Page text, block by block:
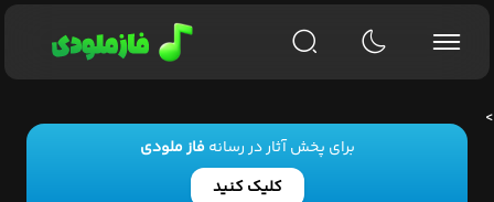
برای پخش آثار در رسانهفاز ملودی
کلیک کنید
>